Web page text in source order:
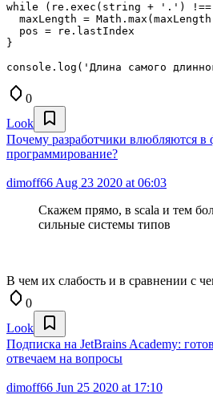
while (re.exec(string + '.')
maxLength =
  pos = re.lastIndex
}
console.log('Длина самого
0
Look
Почему разработчики влюбляются в
программирование?
dimoff66 Aug 23 2020 at 06:03
Скажем прямо, в scala и тем
сильные системы типов
В чем их слабость и в сравнении с
0
Look
Подписка на JetBrains Academy:
отвечаем на вопросы
dimoff66 Jun 25 2020 at 17:10